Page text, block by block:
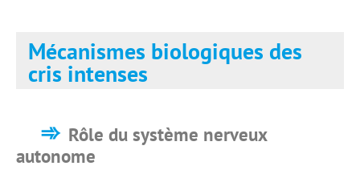
Mécanismes biologiques des
cris intenses
Rôle du système nerveux
autonome